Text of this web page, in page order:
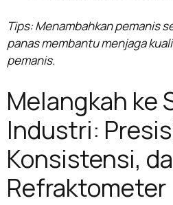
Tips: Menambahkan pemanis
panas membantu menjaga
pemanis.
Melangkah ke
Industri:
Konsistensi,
Refraktometer